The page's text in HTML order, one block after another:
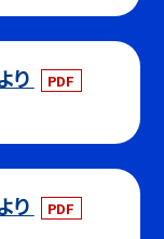
り
PDF
り
PDF